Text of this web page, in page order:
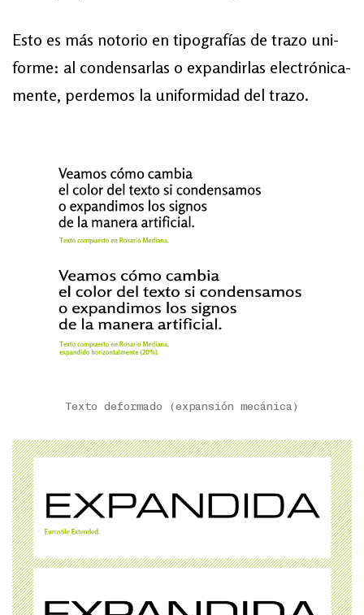
Es­to es más no­to­rio en ti­po­gra­fías de tra­zo uni­
for­me: al con­den­sar­las o ex­pan­dir­las elec­tró­ni­ca­
men­te, per­de­mos la uni­for­mi­dad del tra­zo.
Texto deformado (expansión mecánica)